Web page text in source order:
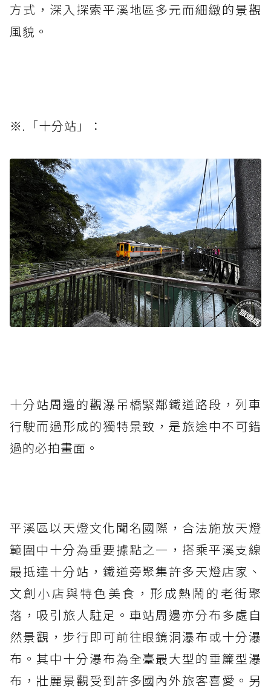
方式，深入探索平溪地區多元而細緻的景觀
風貌。
※.「十分站」：
十分站周邊的觀瀑吊橋緊鄰鐵道路段，列車
行駛而過形成的獨特景致，是旅途中不可錯
過的必拍畫面。
平溪區以天燈文化聞名國際，合法施放天燈
範圍中十分為重要據點之一，搭乘平溪支線
最抵達十分站，鐵道旁聚集許多天燈店家、
文創小店與特色美食，形成熱鬧的老街聚
落，吸引旅人駐足。車站周邊亦分布多處自
然景觀，步行即可前往眼鏡洞瀑布或十分瀑
布。其中十分瀑布為全臺最大型的垂簾型瀑
布，壯麗景觀受到許多國內外旅客喜愛。另